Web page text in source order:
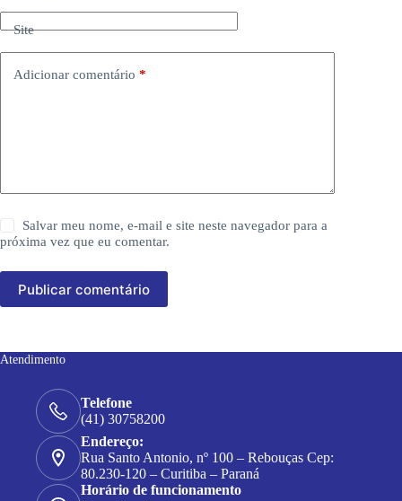
Site
Adicionar comentário *
Salvar meu nome, e-mail e site neste navegador para a
próxima vez que eu comentar.
Publicar comentário
Atendimento
Telefone
(41) 30758200
Endereço:
Rua Santo Antonio, nº 100 – Rebouças Cep:
80.230-120 – Curitiba – Paraná
Horário de funcionamento